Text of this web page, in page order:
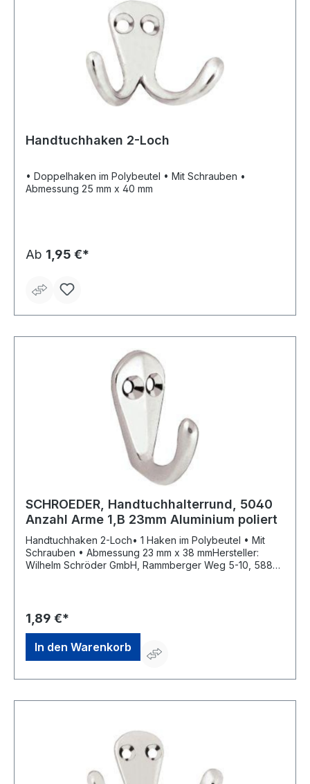
Handtuchhaken 2-Loch
• Doppelhaken im Polybeutel • Mit Schrauben •
Abmessung 25 mm x 40 mm
Ab 1,95 €*
SCHROEDER, Handtuchhalterrund, 5040
Anzahl Arme 1,B 23mm Aluminium poliert
Handtuchhaken 2-Loch• 1 Haken im Polybeutel • Mit
Schrauben • Abmessung 23 mm x 38 mmHersteller:
Wilhelm Schröder GmbH, Rammberger Weg 5-10, 58849
1,89 €*
In den Warenkorb